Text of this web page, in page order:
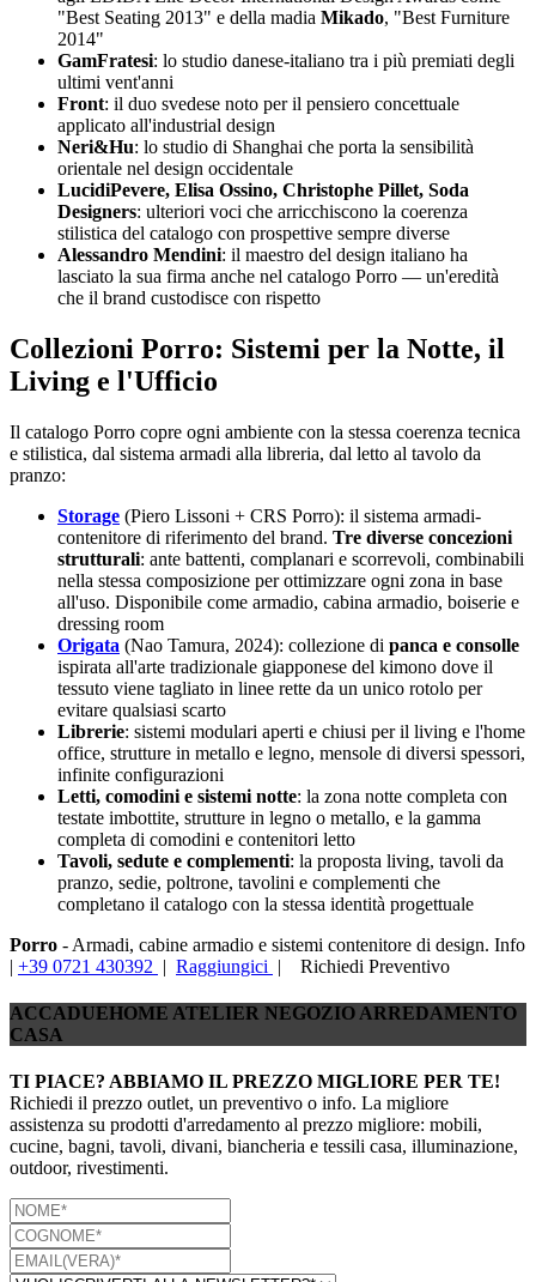
"Best Seating 2013" e della madia Mikado, "Best Furniture
2014"
GamFratesi: lo studio danese-italiano tra i più premiati degli
ultimi vent'anni
Front: il duo svedese noto per il pensiero concettuale
applicato all'industrial design
Neri&Hu: lo studio di Shanghai che porta la sensibilità
orientale nel design occidentale
LucidiPevere, Elisa Ossino, Christophe Pillet, Soda
Designers: ulteriori voci che arricchiscono la coerenza
stilistica del catalogo con prospettive sempre diverse
Alessandro Mendini: il maestro del design italiano ha
lasciato la sua firma anche nel catalogo Porro — un'eredità
che il brand custodisce con rispetto
Collezioni Porro: Sistemi per la Notte, il
Living e l'Ufficio
Il catalogo Porro copre ogni ambiente con la stessa coerenza tecnica
e stilistica, dal sistema armadi alla libreria, dal letto al tavolo da
pranzo:
Storage (Piero Lissoni + CRS Porro): il sistema armadi-
contenitore di riferimento del brand. Tre diverse concezioni
strutturali: ante battenti, complanari e scorrevoli, combinabili
nella stessa composizione per ottimizzare ogni zona in base
all'uso. Disponibile come armadio, cabina armadio, boiserie e
dressing room
Origata (Nao Tamura, 2024): collezione di panca e consolle
ispirata all'arte tradizionale giapponese del kimono dove il
tessuto viene tagliato in linee rette da un unico rotolo per
evitare qualsiasi scarto
Librerie: sistemi modulari aperti e chiusi per il living e l'home
office, strutture in metallo e legno, mensole di diversi spessori,
infinite configurazioni
Letti, comodini e sistemi notte: la zona notte completa con
testate imbottite, strutture in legno o metallo, e la gamma
completa di comodini e contenitori letto
Tavoli, sedute e complementi: la proposta living, tavoli da
pranzo, sedie, poltrone, tavolini e complementi che
completano il catalogo con la stessa identità progettuale
Porro - Armadi, cabine armadio e sistemi contenitore di design. Info
| +39 0721 430392 | Raggiungici | Richiedi Preventivo
ACCADUEHOME ATELIER NEGOZIO ARREDAMENTO
CASA
TI PIACE? ABBIAMO IL PREZZO MIGLIORE PER TE!
Richiedi il prezzo outlet, un preventivo o info. La migliore
assistenza su prodotti d'arredamento al prezzo migliore: mobili,
cucine, bagni, tavoli, divani, biancheria e tessili casa, illuminazione,
outdoor, rivestimenti.